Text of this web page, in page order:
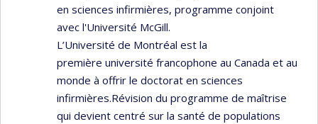
en sciences infirmières, programme conjoint
avec l'Université McGill.
L’Université de Montréal est la
première université francophone au Canada et au
monde à offrir le doctorat en sciences
infirmières.Révision du programme de maîtrise
qui devient centré sur la santé de populations